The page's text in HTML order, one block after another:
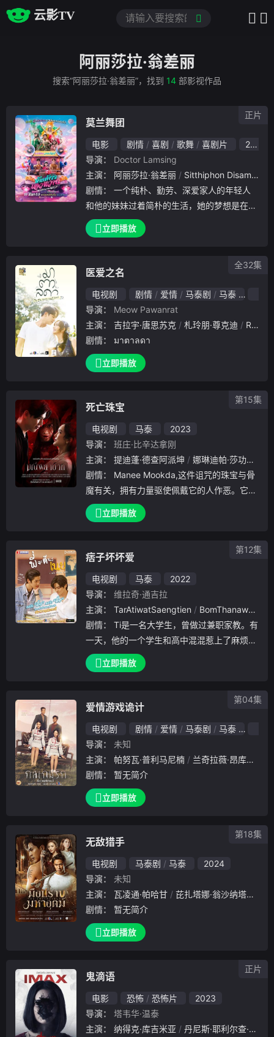
云影TV
阿丽莎拉·翁差丽
搜索“阿丽莎拉·翁差丽”，找到 14 部影视作品
莫兰舞团
电影 剧情 喜剧 歌舞 喜剧片
2026
导演：
Doctor Lamsing
主演：
阿丽莎拉·翁差丽
Sitthiphon Disamoe
剧情：
和他的妹妹过着简朴的生活，她的梦想是在有
生之年至少成为一名芭蕾舞演员。
立即播放
正片
医爱之名
电视剧 剧情 爱情 马泰剧 马泰
导演：
Meow Pawanrat
主演：
吉拉宇·唐思苏克 札玲朋·尊克迪
Ryu Vachirawich Watthanaphakdeephaisan
剧情：
มาตาลดา
立即播放
全32集
死亡珠宝
电视剧 马泰
2023
导演：
班庄·比辛达拿刚
主演：
提迪蓬·德查阿派坤
娜琳迪帕·莎功昂格派
剧情：
魔有关，拥有力量驱使佩戴它的人作恶。它最
大的目标是Phaka kaew，一个天真善良的女
人，被 Kumron一直保护着。
立即播放
第15集
痞子坏坏爱
电视剧 马泰
2022
导演：
维拉奇·通吉拉
主演：
TarAtiwatSaengtien
BomThanawatUthaikitwanit
剧情：
一天，他的一个学生和高中混混惹上了麻烦。
蒂瓦去保护他的学生，并与该团伙的头目诺伊
对峙。那一天之后，Ti和诺伊偶遇了那么多次
男
立即播放
第12集
爱情游戏诡计
电视剧 剧情 爱情 马泰剧 马泰
导演：
未知
主演：
帕努瓦·普利马尼楠
兰奇拉薇·昂库瓦拉沃特
剧情：
暂无简介
立即播放
第04集
无敌猎手
电视剧 马泰剧 马泰
2024
导演：
未知
主演：
瓦凌通·帕哈甘 芘扎塔娜·翁沙纳塔纳辛
剧情：
暂无简介
立即播放
第18集
鬼滴语
电影 恐怖 恐怖片
2023
导演：
塔韦华·温泰
主演：
纳得克·库吉米亚
丹尼斯·耶利尔查·卡彭
正片